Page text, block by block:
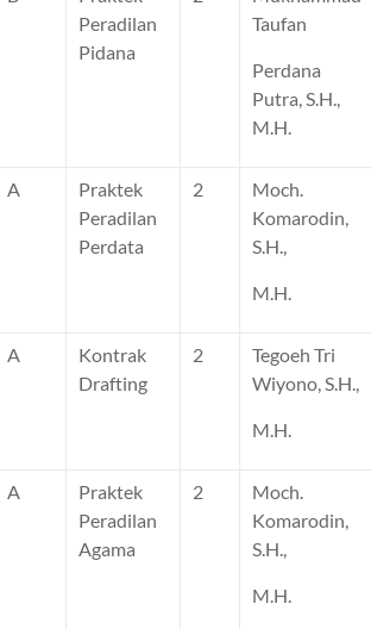
Peradilan
Pidana
Taufan
Perdana
Putra, S.H.,
M.H.
A
Praktek
Peradilan
Perdata
2
Moch.
Komarodin,
S.H.,
M.H.
A
Kontrak
Drafting
2
Tegoeh Tri
Wiyono, S.H.,
M.H.
A
Praktek
Peradilan
Agama
2
Moch.
Komarodin,
S.H.,
M.H.